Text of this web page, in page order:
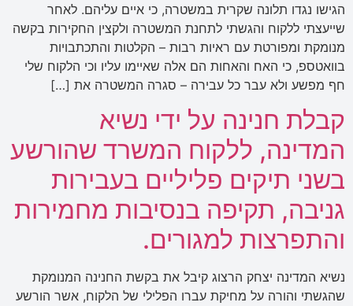
הגישו נגדו תלונה שקרית במשטרה, כי איים עליהם. לאחר
שייעצתי ללקוח והגשתי לתחנת המשטרה ולקצין החקירות בקשה
מנומקת ומפורטת עם ראיות רבות – הקלטות והתכתבויות
בוואטספ, כי האח והאחות הם אלה שאיימו עליו וכי הלקוח שלי
חף מפשע ולא עבר כל עבירה – סגרה המשטרה את […]
קבלת חנינה על ידי נשיא
המדינה, ללקוח המשרד שהורשע
בשני תיקים פליליים בעבירות
גניבה, תקיפה בנסיבות מחמירות
והתפרצות למגורים.
נשיא המדינה יצחק הרצוג קיבל את בקשת החנינה המנומקת
שהגשתי והורה על מחיקת עברו הפלילי של הלקוח, אשר הורשע